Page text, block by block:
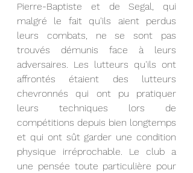
Pierre-Baptiste et de Segal, qui
malgré le fait qu'ils aient perdus
leurs combats, ne se sont pas
trouvés démunis face à leurs
adversaires. Les lutteurs qu'ils ont
affrontés étaient des lutteurs
chevronnés qui ont pu pratiquer
leurs techniques lors de
compétitions depuis bien longtemps
et qui ont sût garder une condition
physique irréprochable. Le club a
une pensée toute particulière pour